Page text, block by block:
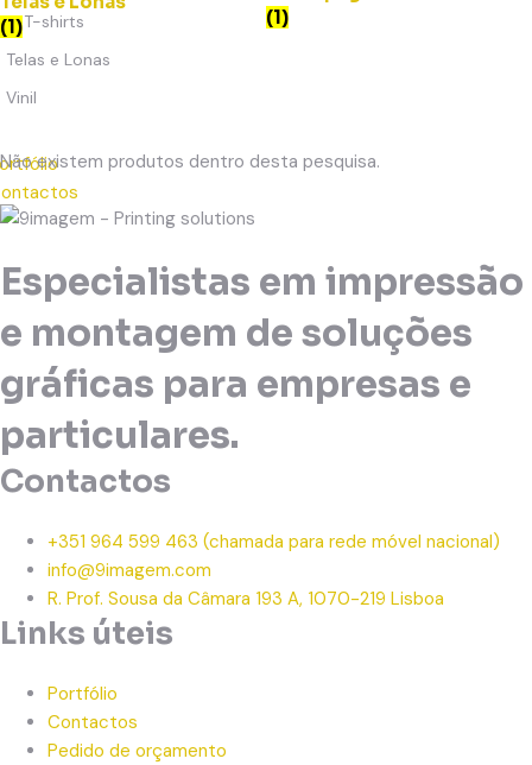
T-shirts
Telas e Lonas
Vinil
(1)
(1)
Não existem produtos dentro desta pesquisa.
Especialistas em impressão
e montagem de soluções
gráficas para empresas e
particulares.
Contactos
+351 964 599 463 (chamada para rede móvel nacional)
info@9imagem.com
R. Prof. Sousa da Câmara 193 A, 1070-219 Lisboa
Links úteis
Portfólio
Contactos
Pedido de orçamento